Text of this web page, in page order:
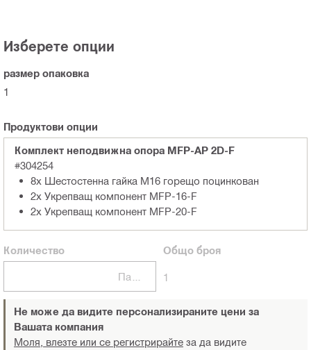
Изберете опции
размер опаковка
1
Продуктови опции
Комплект неподвижна опора MFP-AP 2D-F
#304254
8x Шестостенна гайка M16 горещо поцинкован
2x Укрепващ компонент MFP-16-F
2x Укрепващ компонент MFP-20-F
Количество Общо броя
1
Не може да видите персонализираните цени за
Вашата компания
Моля, влезте или се регистрирайте за да видите